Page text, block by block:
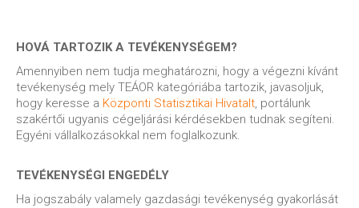
HOVÁ TARTOZIK A TEVÉKENYSÉGEM?
Amennyiben nem tudja meghatározni, hogy a végezni kívánt
tevékenység mely TEÁOR kategóriába tartozik, javasoljuk,
hogy keresse a Központi Statisztikai Hivatalt , portálunk
szakértői ugyanis cégeljárási kérdésekben tudnak segíteni.
Egyéni vállalkozásokkal nem foglalkozunk.
TEVÉKENYSÉGI ENGEDÉLY
Ha jogszabály valamely gazdasági tevékenység gyakorlását